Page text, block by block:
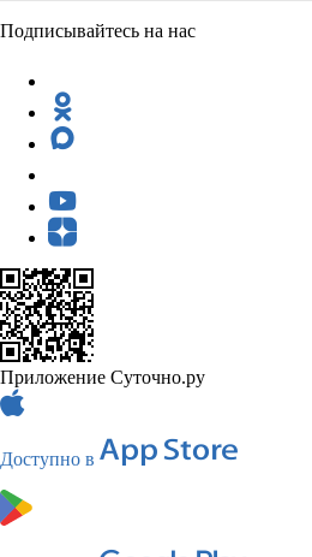
Подписывайтесь на нас
Приложение Суточно.ру
Доступно в